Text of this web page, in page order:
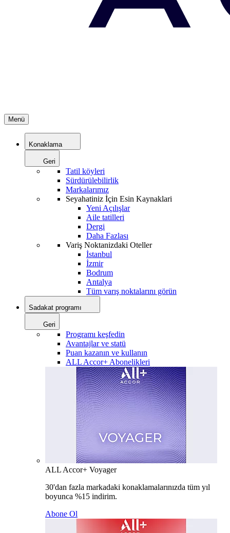
Menü
Konaklama
Geri
Tatil köyleri
Sürdürülebilirlik
Markalarımız
Seyahatiniz İçin Esin Kaynaklari
Yeni Açılışlar
Aile tatilleri
Dergi
Daha Fazlası
Variş Noktanizdaki Oteller
İstanbul
İzmir
Bodrum
Antalya
Tüm varış noktalarını görün
Sadakat programı
Geri
Programı keşfedin
Avantajlar ve statü
Puan kazanın ve kullanın
ALL Accor+ Abonelikleri
ALL Accor+ Voyager
30'dan fazla markadaki konaklamalarınızda tüm yıl
boyunca %15 indirim.
Abone Ol